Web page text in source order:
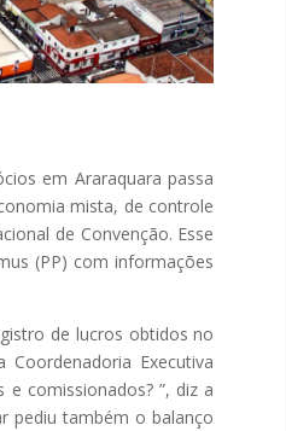
em Araraquara passa
mista, de controle
de Convenção. Esse
(PP) com informações
de lucros obtidos no
Executiva
comissionados? ”, diz a
pediu também o balanço